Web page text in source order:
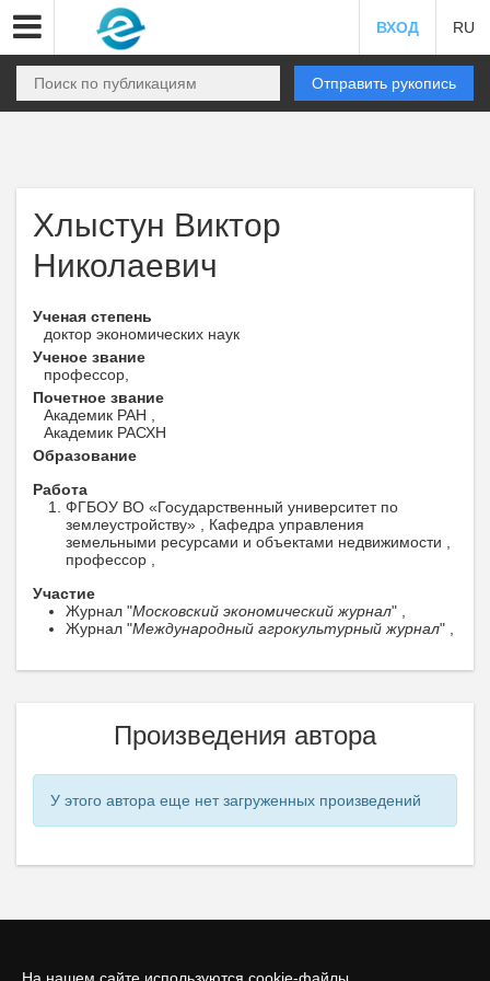
ВХОД RU
Отправить рукопись
Хлыстун Виктор
Николаевич
Ученая степень
доктор экономических наук
Ученое звание
профессор,
Почетное звание
Академик РАН ,
Академик РАСХН
Образование
Работа
ФГБОУ ВО «Государственный университет по
землеустройству» , Кафедра управления
земельными ресурсами и объектами недвижимости ,
профессор ,
Участие
Журнал "Московский экономический журнал" ,
Журнал "Международный агрокультурный журнал" ,
Произведения автора
У этого автора еще нет загруженных произведений